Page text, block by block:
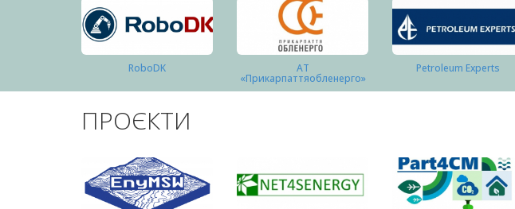
RoboDK АТ
«Прикарпаттяобленерго»
Petroleum Experts
ПРОЄКТИ